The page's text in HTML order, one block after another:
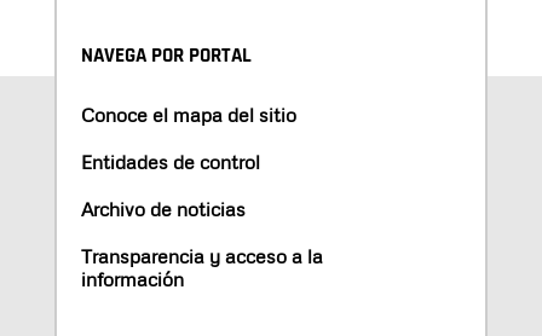
NAVEGA POR PORTAL
Conoce el mapa del sitio
Entidades de control
Archivo de noticias
Transparencia y acceso a la
información